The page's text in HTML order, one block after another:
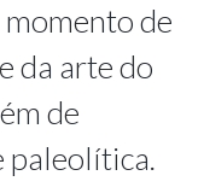
de
da arte do
de
paleolítica.